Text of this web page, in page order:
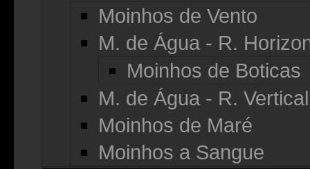
Moinhos de Vento
M. de Água - R.
Moinhos de Boticas
M. de Água - R. Vertical
Moinhos de Maré
Moinhos a Sangue